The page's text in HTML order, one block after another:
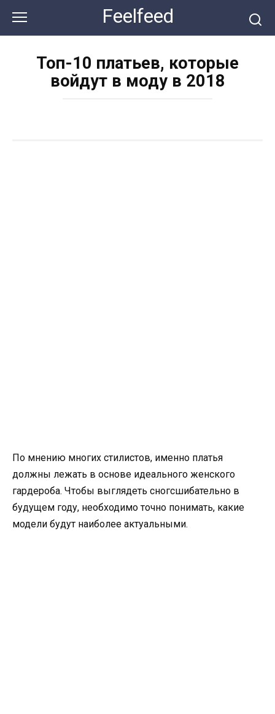
контенту
Feelfeed
Топ-10 платьев, которые
войдут в моду в 2018
По мнению многих стилистов, именно платья
должны лежать в основе идеального женского
гардероба. Чтобы выглядеть сногсшибательно в
будущем году, необходимо точно понимать, какие
модели будут наиболее актуальными.